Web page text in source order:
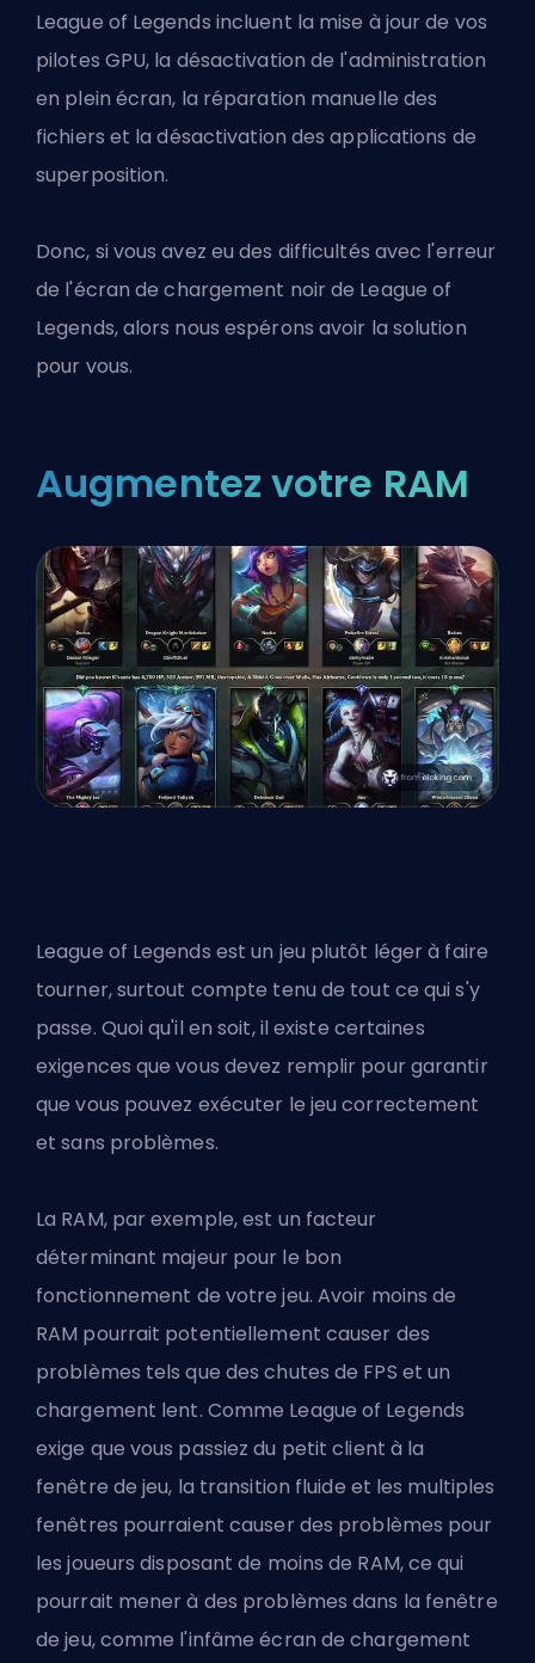
League of Legends incluent la mise à jour de vos
pilotes GPU, la désactivation de l'administration
en plein écran, la réparation manuelle des
fichiers et la désactivation des applications de
superposition.
Donc, si vous avez eu des difficultés avec l'erreur
de l'écran de chargement noir de League of
Legends, alors nous espérons avoir la solution
pour vous.
Augmentez votre RAM
League of Legends est un jeu plutôt léger à faire
tourner, surtout compte tenu de tout ce qui s'y
passe. Quoi qu'il en soit, il existe certaines
exigences que vous devez remplir pour garantir
que vous pouvez exécuter le jeu correctement
et sans problèmes.
La RAM, par exemple, est un facteur
déterminant majeur pour le bon
fonctionnement de votre jeu. Avoir moins de
RAM pourrait potentiellement causer des
problèmes tels que des chutes de FPS et un
chargement lent. Comme League of Legends
exige que vous passiez du petit client à la
fenêtre de jeu, la transition fluide et les multiples
fenêtres pourraient causer des problèmes pour
les joueurs disposant de moins de RAM, ce qui
pourrait mener à des problèmes dans la fenêtre
de jeu, comme l'infâme écran de chargement